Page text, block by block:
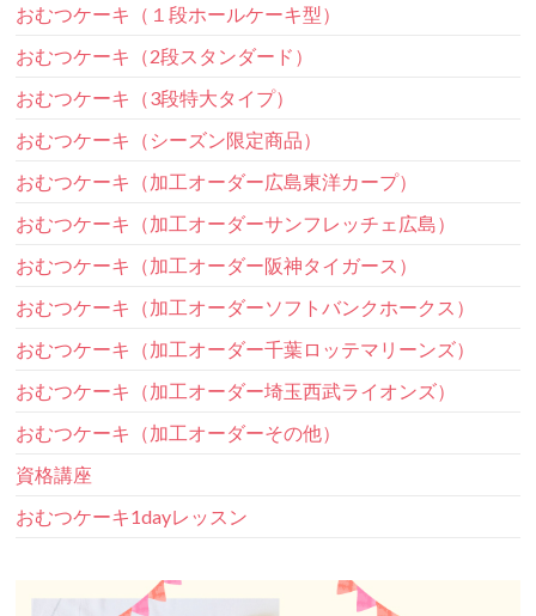
おむつケーキ（１段ホールケーキ型）
おむつケーキ（2段スタンダード）
おむつケーキ（3段特大タイプ）
おむつケーキ（シーズン限定商品）
おむつケーキ（加工オーダー広島東洋カープ）
おむつケーキ（加工オーダーサンフレッチェ広島）
おむつケーキ（加工オーダー阪神タイガース）
おむつケーキ（加工オーダーソフトバンクホークス）
おむつケーキ（加工オーダー千葉ロッテマリーンズ）
おむつケーキ（加工オーダー埼玉西武ライオンズ）
おむつケーキ（加工オーダーその他）
資格講座
おむつケーキ1dayレッスン